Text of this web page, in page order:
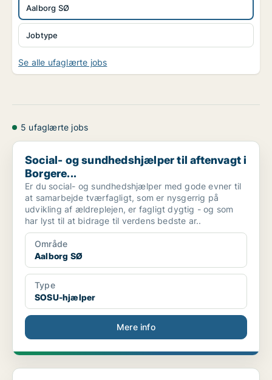
Jobtype
Aalborg SØ
Se alle ufaglærte jobs
5 ufaglærte jobs
Social- og sundhedshjælper til aftenvagt i Borgere...
Social- og sundhedshjælper til aftenvagt i
Borgere...
Er du social- og sundhedshjælper med gode evner til
at samarbejde tværfagligt, som er nysgerrig på
udvikling af ældreplejen, er fagligt dygtig - og som
har lyst til at bidrage til verdens bedste ar..
Område
Aalborg SØ
Type
SOSU-hjælper
Mere info
Aalborg: Aalborg: Studierelevant frivilligjob for ...